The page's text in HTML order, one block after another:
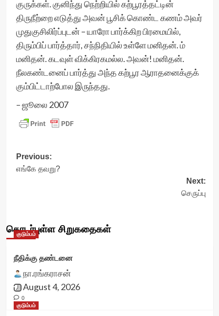
குருக்கள். குனிந்து நெற்றியில் கற்பூரத்தட்டின்
திருநீற்றை எடுத்து அவன் பூசிக் கொண்ட கணம் அவர்
முதுகுசிலிர்ப்புடன் – யாரோ பார்க்கிற பிரமையில்,
திரும்பிப் பார்த்தார், சந்நிதியில் உள்ளே மனிதன். ம்
மனிதன். கடவுள் விக்கிரகமல்ல. அவன்! மனிதன்.
நீலகண்டனைப் பார்த்து அந்த கற்பூர ஆராதனைக்குக்
கும்பிட்டாற்போல இருந்தது.
– ஜூலை 2007
Post
navigation
Previous:
எங்கே தவறு?
Next:
செருப்பு
தொடர்புள்ள சிறுகதைகள்
குடும்பம்
நீதிக்கு தண்டனை
நா.ரங்கராசன்
August 4, 2026
0
குடும்பம்